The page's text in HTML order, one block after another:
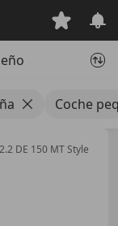
Coche
2.2 DE 150 MT Style